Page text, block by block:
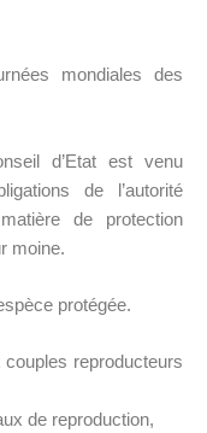
mondiales des
d’Etat est venu
de l’autorité
de protection
moine.
protégée.
couples reproducteurs
de reproduction,